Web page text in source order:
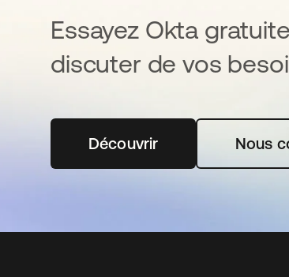
Essayez Okta
discuter de vos
Découvrirs’ouvre dans unNous